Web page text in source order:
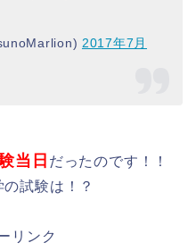
2017年7月
当日 だったのです！！
試験は！？
リンク